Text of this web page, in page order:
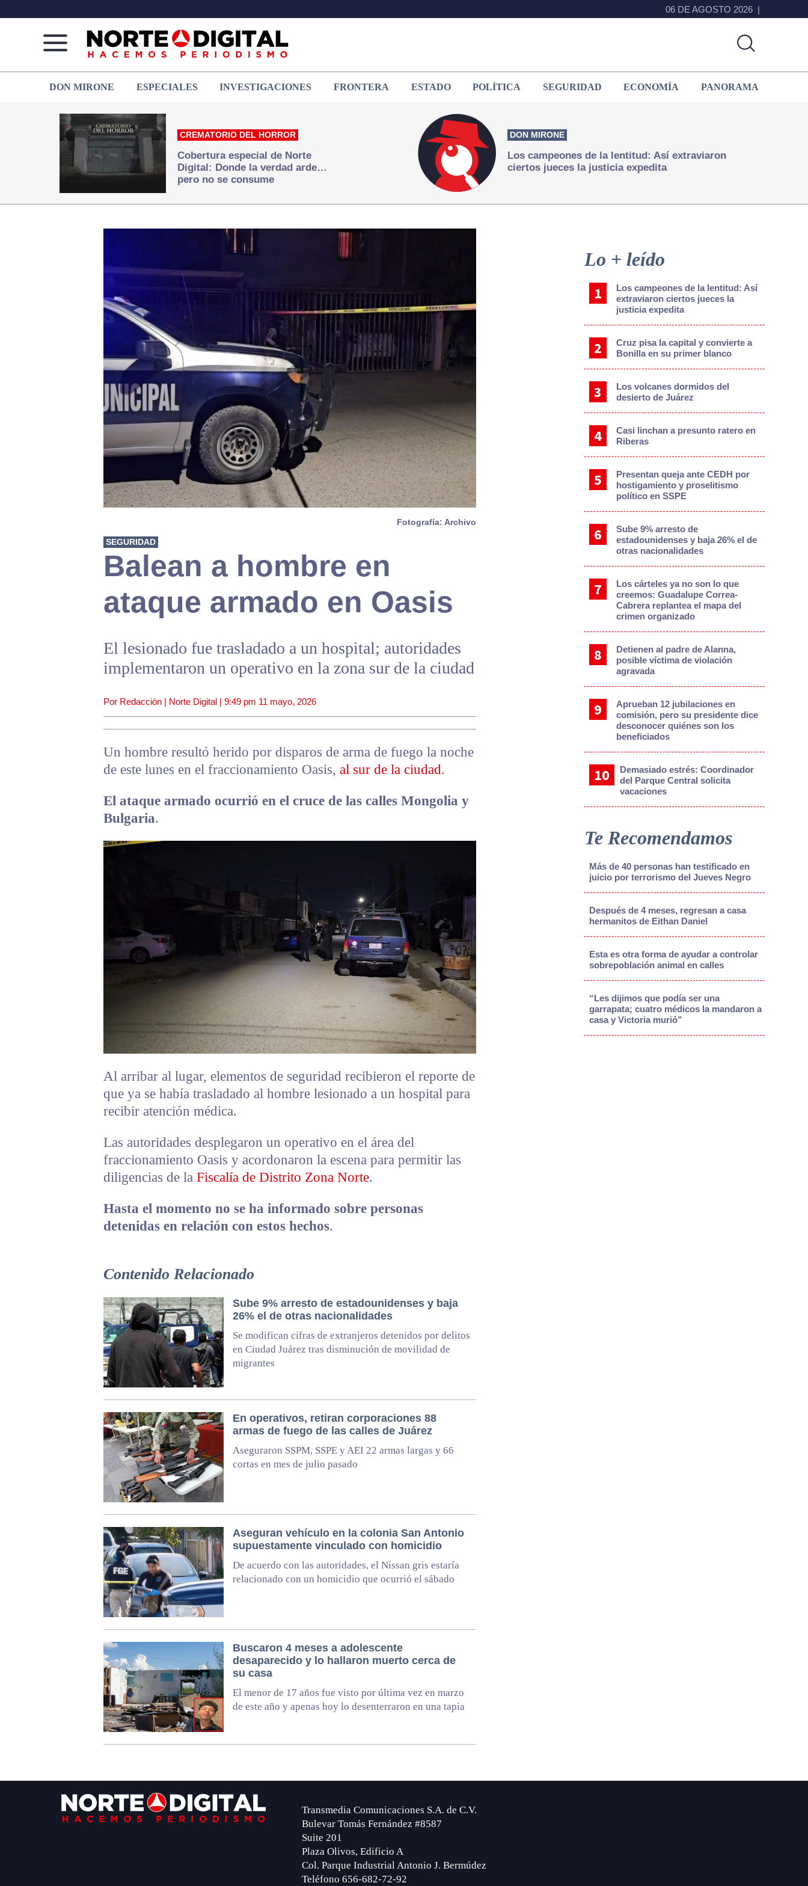
06 DE AGOSTO 2026
de
Juárez
que
hacemos periodismo
DON MIRONE ESPECIALES INVESTIGACIONES FRONTERA ESTADO POLÍTICA SEGURIDAD ECONOMÍA PANORAMA
CREMATORIO DEL HORROR
Cobertura especial de Norte
Digital: Donde la verdad arde…
pero no se consume
DON MIRONE
Los campeones de la lentitud: Así extraviaron
ciertos jueces la justicia expedita
Fotografía: Archivo
SEGURIDAD
Balean a hombre en
ataque armado en Oasis
El lesionado fue trasladado a un hospital; autoridades
implementaron un operativo en la zona sur de la ciudad
Por Redacción | Norte Digital | 9:49 pm 11 mayo, 2026
Un hombre resultó herido por disparos de arma de fuego la noche
de este lunes en el fraccionamiento Oasis, al sur de la ciudad.
El ataque armado ocurrió en el cruce de las calles Mongolia y
Bulgaria.
Al arribar al lugar, elementos de seguridad recibieron el reporte de
que ya se había trasladado al hombre lesionado a un hospital para
recibir atención médica.
Las autoridades desplegaron un operativo en el área del
fraccionamiento Oasis y acordonaron la escena para permitir las
diligencias de la Fiscalía de Distrito Zona Norte.
Hasta el momento no se ha informado sobre personas
detenidas en relación con estos hechos.
Contenido Relacionado
Sube 9% arresto de estadounidenses y baja
26% el de otras nacionalidades
Se modifican cifras de extranjeros detenidos por delitos
en Ciudad Juárez tras disminución de movilidad de
migrantes
En operativos, retiran corporaciones 88
armas de fuego de las calles de Juárez
Aseguraron SSPM, SSPE y AEI 22 armas largas y 66
cortas en mes de julio pasado
Aseguran vehículo en la colonia San Antonio
supuestamente vinculado con homicidio
De acuerdo con las autoridades, el Nissan gris estaría
relacionado con un homicidio que ocurrió el sábado
Buscaron 4 meses a adolescente
desaparecido y lo hallaron muerto cerca de
su casa
El menor de 17 años fue visto por última vez en marzo
de este año y apenas hoy lo desenterraron en una tapia
Sidebar
Lo + leído
Los campeones de la lentitud: Así
extraviaron ciertos jueces la
justicia expedita
Cruz pisa la capital y convierte a
Bonilla en su primer blanco
Los volcanes dormidos del
desierto de Juárez
Casi linchan a presunto ratero en
Riberas
Presentan queja ante CEDH por
hostigamiento y proselitismo
político en SSPE
Sube 9% arresto de
estadounidenses y baja 26% el de
otras nacionalidades
Los cárteles ya no son lo que
creemos: Guadalupe Correa-
Cabrera replantea el mapa del
crimen organizado
Detienen al padre de Alanna,
posible víctima de violación
agravada
Aprueban 12 jubilaciones en
comisión, pero su presidente dice
desconocer quiénes son los
beneficiados
Demasiado estrés: Coordinador
del Parque Central solicita
vacaciones
Te Recomendamos
Más de 40 personas han testificado en
juicio por terrorismo del Jueves Negro
Después de 4 meses, regresan a casa
hermanitos de Eithan Daniel
Esta es otra forma de ayudar a controlar
sobrepoblación animal en calles
“Les dijimos que podía ser una
garrapata; cuatro médicos la mandaron a
casa y Victoria murió”
Transmedia Comunicaciones S.A. de C.V.
Bulevar Tomás Fernández #8587
Suite 201
Plaza Olivos, Edificio A
Col. Parque Industrial Antonio J. Bermúdez
Teléfono 656-682-72-92